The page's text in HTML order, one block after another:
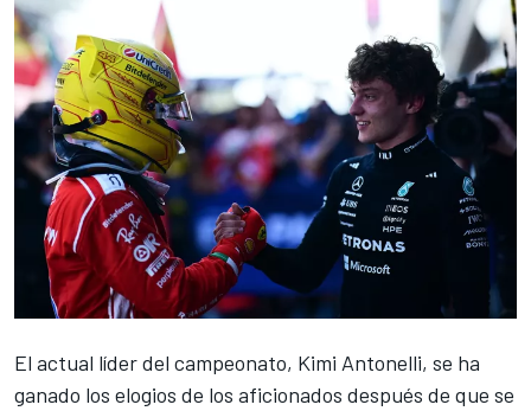
El actual líder del campeonato, Kimi Antonelli, se ha
ganado los elogios de los aficionados después de que se